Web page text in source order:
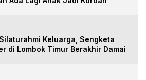
Keluarga, Sengketa
di Lombok Timur Berakhir Damai